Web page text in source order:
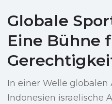
Globale
Eine Bühne
In einer Welle
Indonesien israelische